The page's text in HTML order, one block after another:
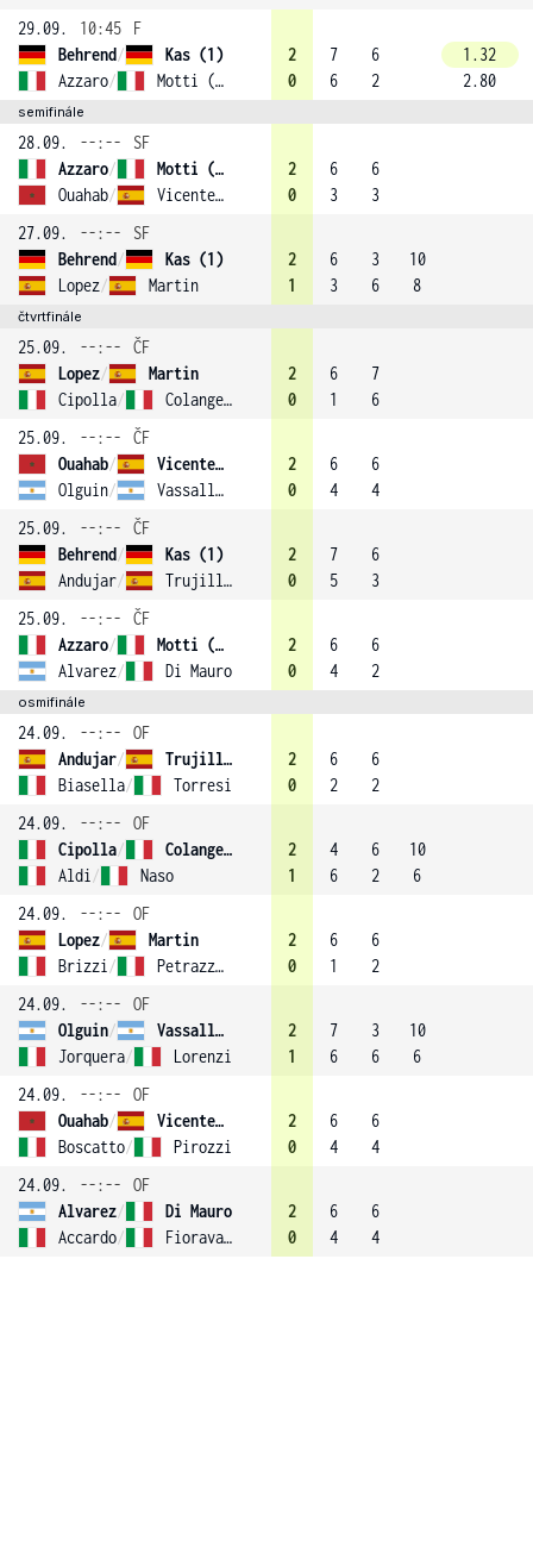
29.09.
10:45
F
Behrend/
Kas (1)
Azzaro/ Motti (2)
2
0
7
6
6
2
1.32
2.80
semifinále
28.09. --:--
SF
Azzaro/
Motti (2)
Ouahab/ Vicente (3)
2
0
6
3
6
3
27.09.
--:--
SF
Behrend/
Kas (1)
Lopez/ Martin
2
1
6
3
3
6
10
8
čtvrtfinále
25.09. --:--
ČF
Lopez/
Martin
Cipolla/ Colangelo (4)
2
0
6
1
7
6
25.09.
--:--
ČF
Ouahab/
Vicente (3)
Olguin/ Vassallo-Arguello
2
0
6
4
6
4
25.09.
--:--
ČF
Behrend/
Kas (1)
Andujar/ Trujillo-Soler
2
0
7
5
6
3
25.09.
--:--
ČF
Azzaro/
Motti (2)
Alvarez/ Di Mauro
2
0
6
4
6
2
osmifinále
24.09. --:--
OF
Andujar/
Trujillo-Soler
Biasella/ Torresi
2
0
6
2
6
2
24.09.
--:--
OF
Cipolla/
Colangelo (4)
Aldi / Naso
2
1
4
6
6
2
10
6
24.09.
--:--
OF
Lopez/
Martin
Brizzi / Petrazzuolo
2
0
6
1
6
2
24.09.
--:--
OF
Olguin/
Vassallo-Arguello
Jorquera/ Lorenzi
2
1
7
6
3
6
10
6
24.09.
--:--
OF
Ouahab/
Vicente (3)
Boscatto/ Pirozzi
2
0
6
4
6
4
24.09.
--:--
OF
Alvarez/
Di Mauro
Accardo/ Fioravante
2
0
6
4
6
4